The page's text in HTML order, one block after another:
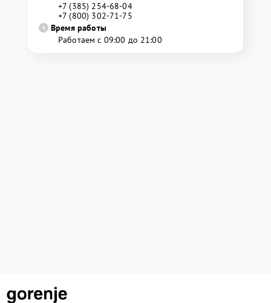
+7 (385) 254-68-04
+7 (800) 302-71-75
Время работы
Работаем с 09:00 до 21:00